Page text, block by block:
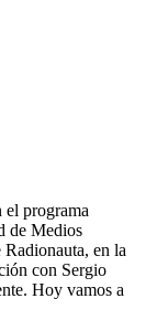
programa
de Medios
en la
con Sergio
Hoy vamos a